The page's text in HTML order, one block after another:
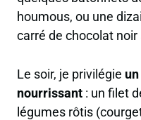
houmous, ou une
carré de chocolat noir
Le soir, je privilégie
nourrissant : un filet
légumes rôtis